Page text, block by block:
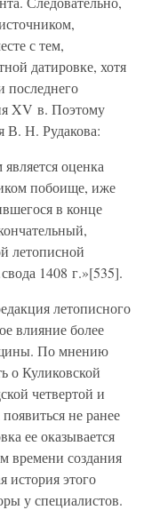
с тем,
датировке, хотя
последнего
XV в. Поэтому
В. Н. Рудакова:
оценка
побоище, иже
в конце
летописной
1408 г.»[535].
летописного
влияние более
По мнению
о Куликовской
четвертой и
не ранее
ее оказывается
времени создания
этого
у специалистов.